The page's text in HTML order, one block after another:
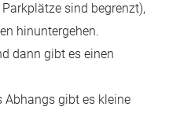
sind begrenzt),
hinuntergehen.
dann gibt es einen
Abhangs gibt es kleine